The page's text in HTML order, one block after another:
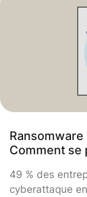
Ransomware
Comment se
49 % des
cyberattaque